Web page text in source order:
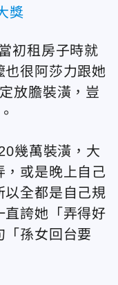
獎
初租房子時就
也很阿莎力跟她
放膽裝潢，豈
幾萬裝潢，大
，或是晚上自己
以全都是自己規
直誇她「弄得好
「孫女回台要